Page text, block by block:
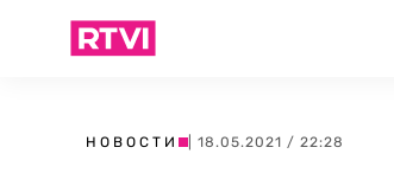
НОВОСТИ | 18.05.2021 / 22:28